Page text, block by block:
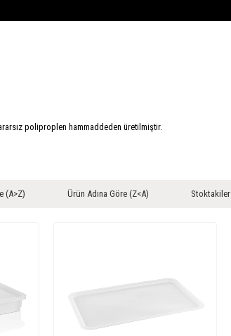
poliproplen hammaddeden üretilmiştir.
(A>Z) Ürün Adına Göre (Z<A) Stoktakiler